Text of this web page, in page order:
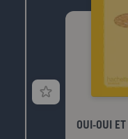
OUI-OUI